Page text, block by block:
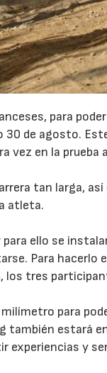
para
30 de agosto.
vez en la prueba
tan larga,
atleta.
ello se
Para hacerlo
los tres
para
también estará
experiencias y